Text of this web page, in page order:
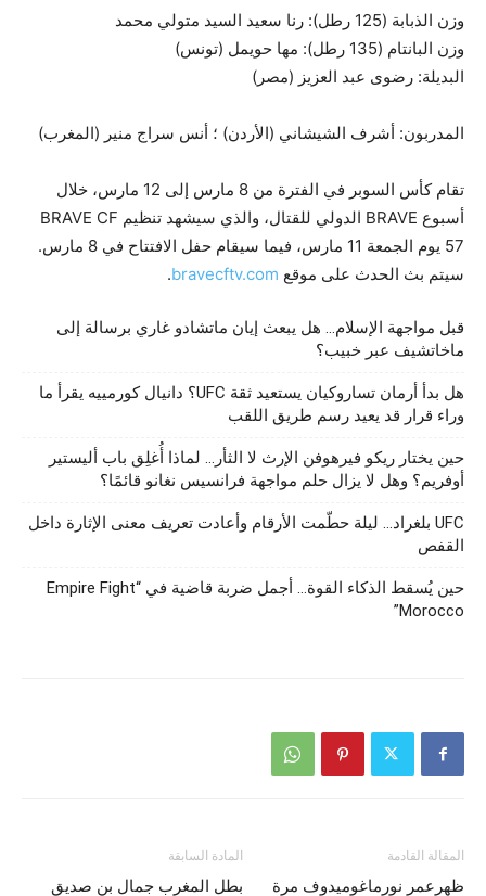
وزن الذبابة (125 رطل): رنا سعيد السيد متولي محمد
وزن البانتام (135 رطل): مها حويمل (تونس)
البديلة: رضوى عبد العزيز (مصر)
المدربون: أشرف الشيشاني (الأردن) ؛ أنس سراج منير (المغرب)
تقام كأس السوبر في الفترة من 8 مارس إلى 12 مارس، خلال
أسبوع BRAVE الدولي للقتال، والذي سيشهد تنظيم BRAVE CF
57 يوم الجمعة 11 مارس، فيما سيقام حفل الافتتاح في 8 مارس.
سيتم بث الحدث على موقع bravecftv.com
.
قبل مواجهة الإسلام… هل يبعث إيان ماتشادو غاري برسالة إلى
ماخاتشيف عبر خبيب؟
هل بدأ أرمان تساروكيان يستعيد ثقة UFC؟ دانيال كورمييه يقرأ ما
وراء قرار قد يعيد رسم طريق اللقب
حين يختار ريكو فيرهوفن الإرث لا الثأر… لماذا أُغلِق باب أليستير
أوفريم؟ وهل لا يزال حلم مواجهة فرانسيس نغانو قائمًا؟
UFC بلغراد… ليلة حطّمت الأرقام وأعادت تعريف معنى الإثارة داخل
القفص
حين يُسقط الذكاء القوة… أجمل ضربة قاضية في “Empire Fight
Morocco”
المادة السابقة
بطل المغرب جمال بن صديق
المقالة القادمة
ظهرعمر نورماغوميدوف مرة